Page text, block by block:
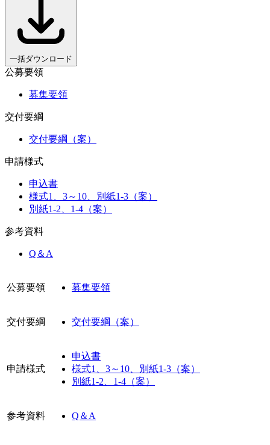
一括ダウンロード
公募要領
募集要領
交付要綱
交付要綱（案）
申請様式
申込書
様式1、3～10、別紙1-3（案）
別紙1-2、1-4（案）
参考資料
Q＆A
公募要領 募集要領
交付要綱 交付要綱（案）
申請様式
申込書
様式1、3～10、別紙1-3（案）
別紙1-2、1-4（案）
参考資料 Q＆A